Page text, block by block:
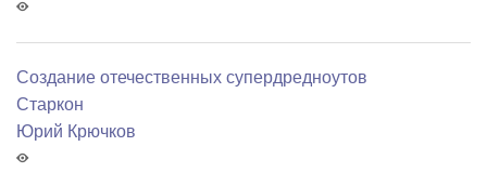
Создание отечественных супердредноутов
Старкон
Юрий Крючков